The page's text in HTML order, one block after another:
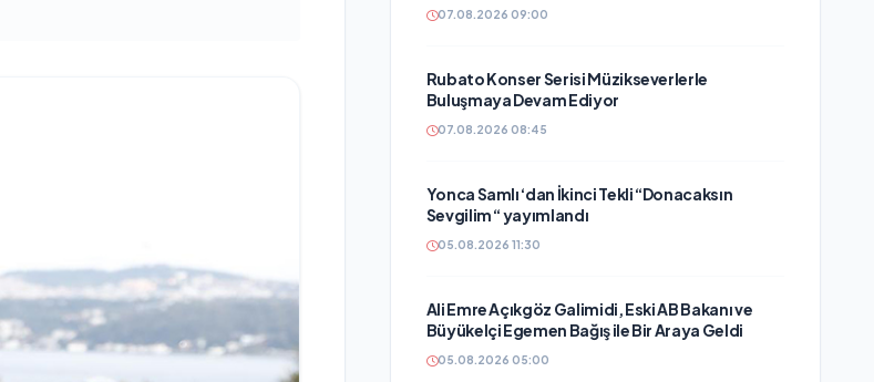
07.08.2026 09:00
Rubato Konser Serisi Müzikseverlerle
Buluşmaya Devam Ediyor
07.08.2026 08:45
Yonca Samlı ‘dan İkinci Tekli “Donacaksın
Sevgilim “ yayımlandı
05.08.2026 11:30
Ali Emre Açıkgöz Galimidi, Eski AB Bakanı ve
Büyükelçi Egemen Bağış ile Bir Araya Geldi
05.08.2026 05:00